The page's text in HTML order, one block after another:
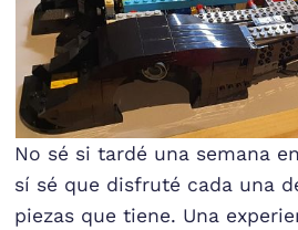
No sé si tardé una semana
sí sé que disfruté cada una
piezas que tiene. Una